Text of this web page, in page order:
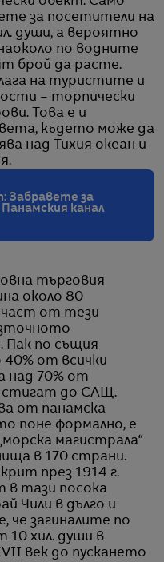
за посетители на
души, а вероятно
по водните
брой да расте.
на туристите и
– торпически
Това е и
където може да
над Тихия океан и
Забравете за
канал
търговия
около 80
част от тези
Пак по същия
от всички
над 70% от
стигат до САЩ.
от панамска
поне формално, е
магистрала“
в 170 страни.
през 1914 г.
в тази посока
Чили в дълго и
че загиналите по
хил. души в
век до пускането